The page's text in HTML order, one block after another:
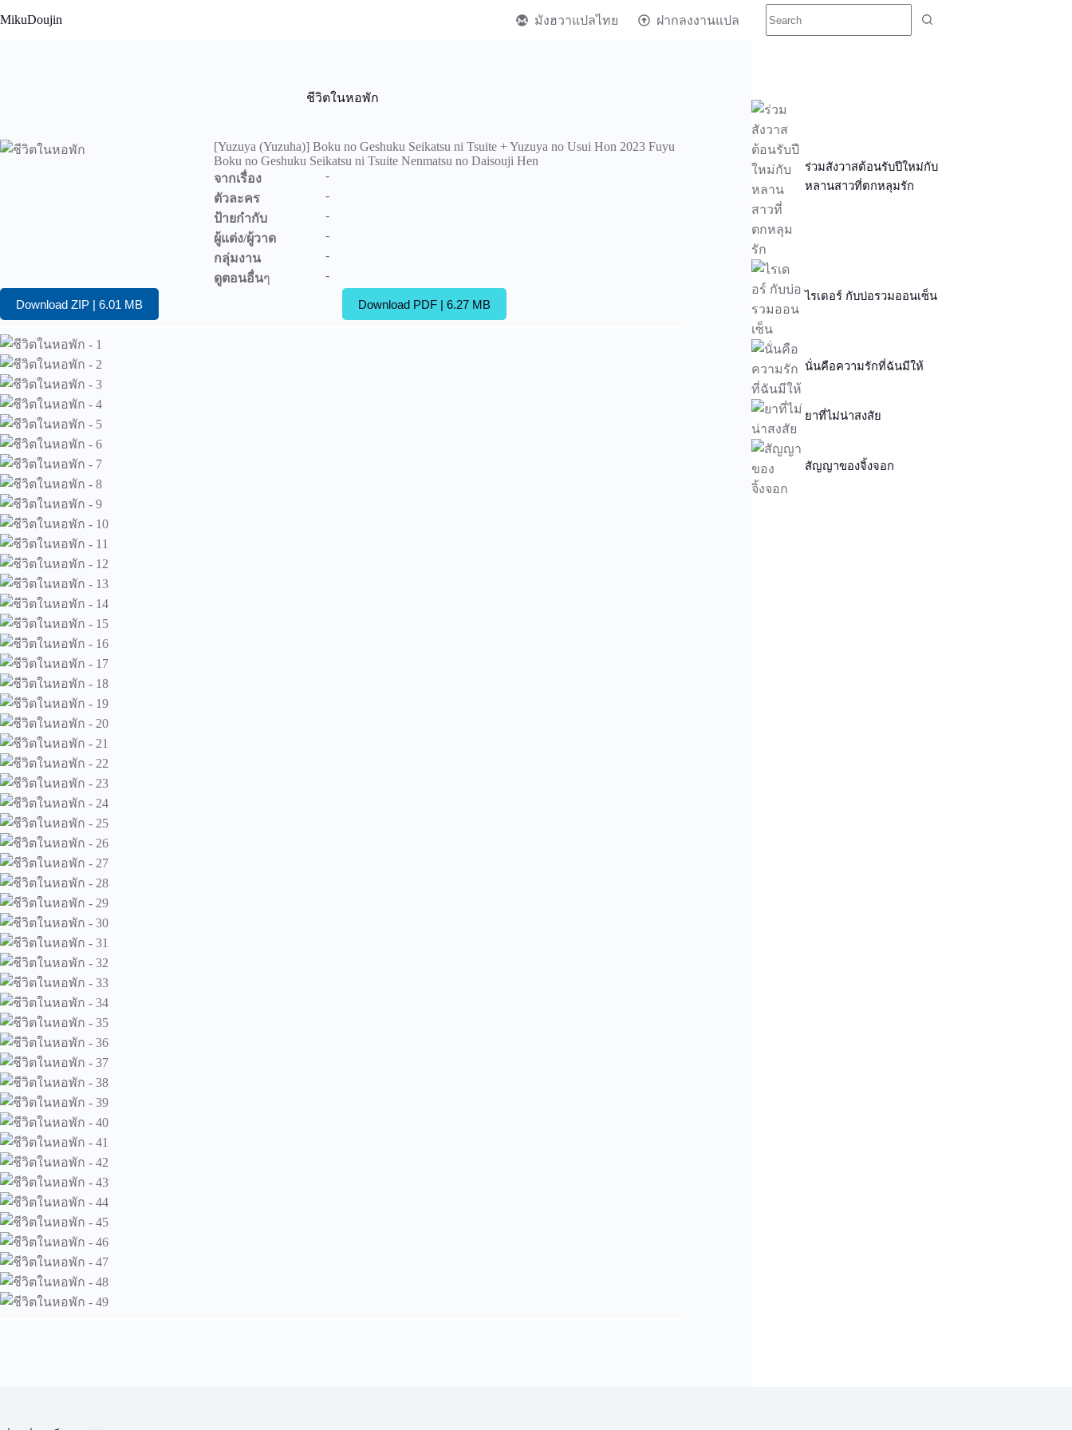
to
MikuDoujin มังฮวาแปลไทย ฝากลงงานแปล
ชีวิตในหอพัก
[Yuzuya (Yuzuha)] Boku no Geshuku Seikatsu ni Tsuite + Yuzuya no Usui Hon 2023 Fuyu
Boku no Geshuku Seikatsu ni Tsuite Nenmatsu no Daisouji Hen
จากเรื่อง
-
ตัวละคร
-
ป้ายกำกับ
-
ผู้แต่ง/ผู้วาด
-
กลุ่มงาน
-
ดูตอนอื่นๆ -
Download ZIP | 6.01 MB Download PDF | 6.27 MB
ร่วมสังวาสต้อนรับปีใหม่กับ
หลานสาวที่ตกหลุมรัก
ไรเดอร์ กับบ่อรวมออนเซ็น
นั่นคือความรักที่ฉันมีให้
ยาที่ไม่น่าสงสัย
สัญญาของจิ้งจอก